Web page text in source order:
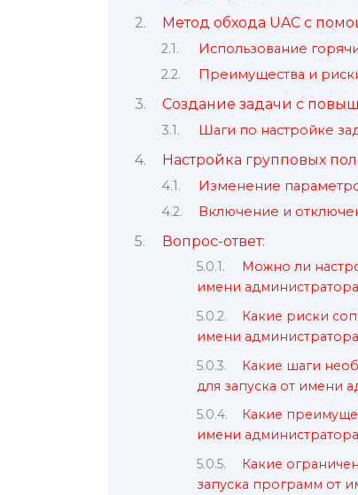
Метод обхода UAC с
Использование
Преимущества и
Создание задачи с
Шаги по настройке
Настройка групповых
Изменение
Включение и
Вопрос-ответ:
Можно ли
имени
Какие риски
имени
Какие шаги
для запуска от имени
Какие
имени
Какие
запуска программ от